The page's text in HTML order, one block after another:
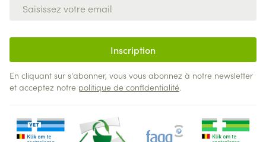
Inscription
En cliquant sur s'abonner, vous vous abonnez à notre newsletter
et acceptez notre politique de confidentialité.